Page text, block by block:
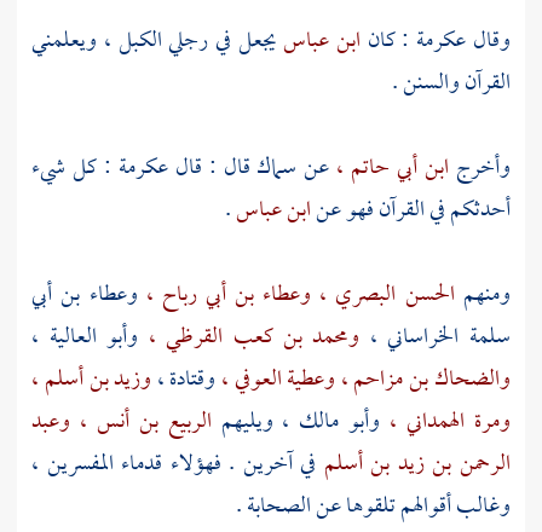
وقالعكرمة : كان ابن عباسيجعل في رجلي الكبل ، ويعلمني
القرآن والسنن .
وأخرج ابن أبي حاتم ،عنسماكقال : قالعكرمة : كل شيء
أحدثكم في القرآن فهو عنابن عباس.
ومنهم الحسن البصري ، وعطاء بن أبي رباح ، وعطاء بن أبي
سلمة الخراساني ، ومحمد بن كعب القرظي ، وأبو العالية ،
والضحاك بن مزاحم ،وعطية العوفي ،وقتادة ،وزيد بن أسلم ،
ومرة الهمداني ، وأبو مالك ، ويليهم الربيع بن أنس ، وعبد
الرحمن بن زيد بن أسلم في آخرين . فهؤلاء قدماء المفسرين ،
وغالب أقوالهم تلقوها عن الصحابة .